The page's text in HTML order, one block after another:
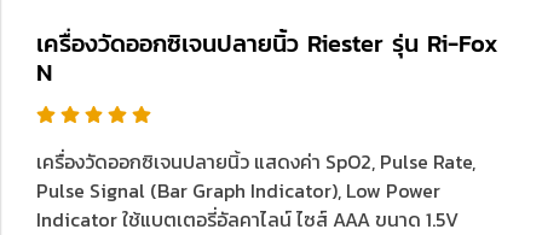
เครื่องวัดออกซิเจนปลายนิ้ว Riester รุ่น Ri-Fox
N
เครื่องวัดออกซิเจนปลายนิ้ว แสดงค่า SpO2, Pulse Rate,
Pulse Signal (Bar Graph Indicator), Low Power
Indicator ใช้แบตเตอรี่อัลคาไลน์ ไซส์ AAA ขนาด 1.5V